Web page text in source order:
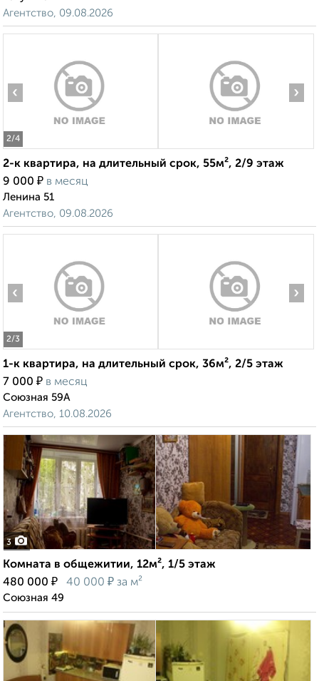
Агентство, 09.08.2026
2/4
‹ ›
2-к квартира, на длительный срок, 55м², 2/9 этаж
9 000 ₽ в месяц
Ленина 51
Агентство, 09.08.2026
2/3
‹ ›
1-к квартира, на длительный срок, 36м², 2/5 этаж
7 000 ₽ в месяц
Союзная 59А
Агентство, 10.08.2026
3
Комната в общежитии, 12м², 1/5 этаж
480 000 ₽ 40 000 ₽ за м²
Союзная 49